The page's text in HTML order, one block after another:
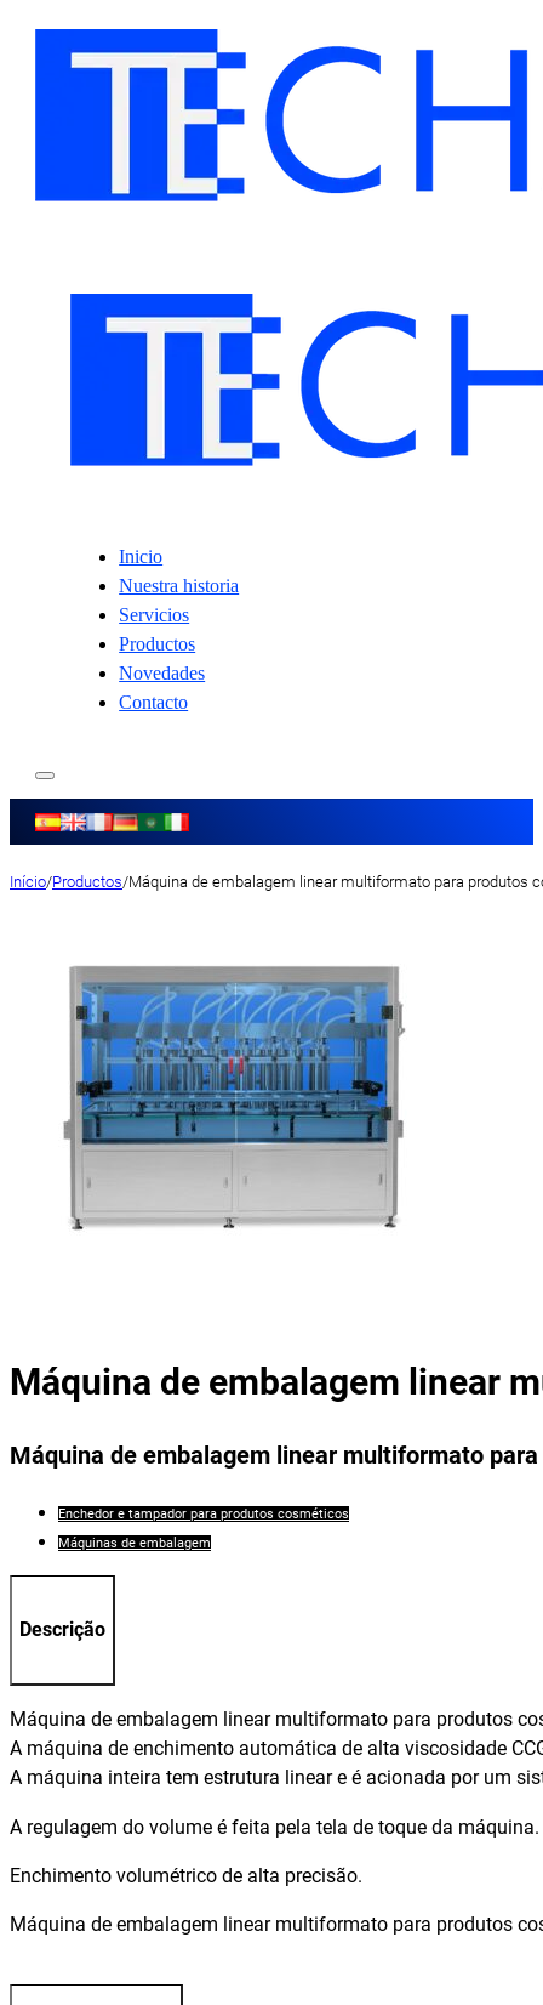
Inicio
Nuestra historia
Servicios
Productos
Novedades
Contacto
Início/Productos/Máquina de embalagem linear multiformato para produtos
Máquina de embalagem linear
Máquina de embalagem linear multiformato
Enchedor e tampador para produtos cosméticos
Máquinas de embalagem
Descrição
Máquina de embalagem linear multiformato para produtos
A máquina de enchimento automática de alta viscosidade
A máquina inteira tem estrutura linear e é acionada por um
A regulagem do volume é feita pela tela de toque da máquina.
Enchimento volumétrico de alta precisão.
Máquina de embalagem linear multiformato para produtos